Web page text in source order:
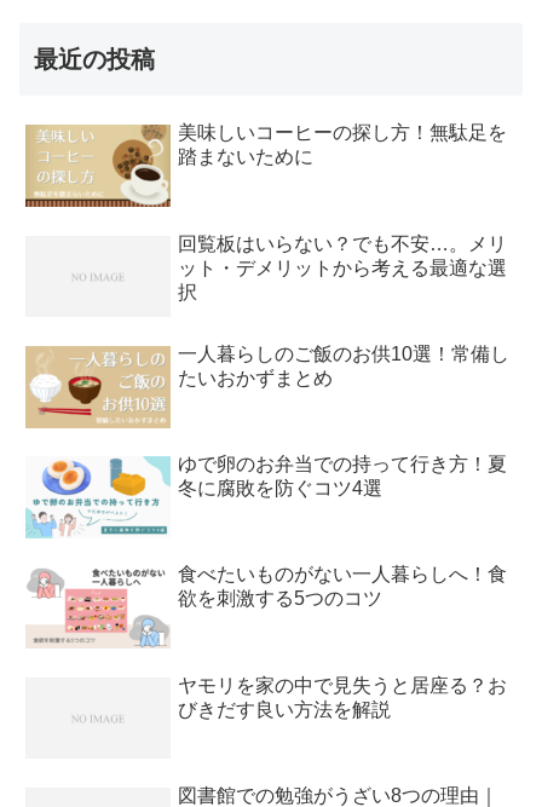
最近の投稿
美味しいコーヒーの探し方！無駄足を
踏まないために
回覧板はいらない？でも不安…。メリ
ット・デメリットから考える最適な選
択
一人暮らしのご飯のお供10選！常備し
たいおかずまとめ
ゆで卵のお弁当での持って行き方！夏
冬に腐敗を防ぐコツ4選
食べたいものがない一人暮らしへ！食
欲を刺激する5つのコツ
ヤモリを家の中で見失うと居座る？お
びきだす良い方法を解説
図書館での勉強がうざい8つの理由｜